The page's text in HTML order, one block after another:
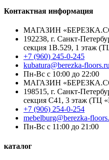
Контактная информация
МАГАЗИН
192238, г. Санкт-
секция 1В.529, 1 этаж
+7 (960) 245-0-245
kubatura@berezka-floors.ru
Пн-Вс с 10:00 до 22:00
МАГАЗИН
198515, г. Санкт-
секция С41, 3 этаж (ТЦ
+7 (906) 254-0-254
mebelburg@berezka-
Пн-Вс с 11:00 до 21:00
каталог